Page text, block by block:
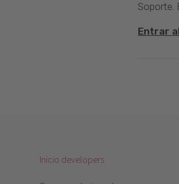
Soporte.
Entrar
Inicio developers